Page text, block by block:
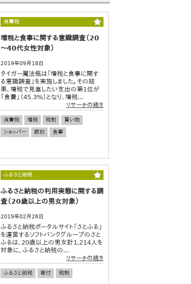
消費税
増税と食事に関する意識調査（20
～40代女性対象）
2019年09月18日
タイガー魔法瓶は「増税と食事に関す
る意識調査」を実施しました。その結
果、増税で見直したい支出の第1位が
「食費」（45.3%）となり、増税...
リサーチの続き
消費税 増税 税制
買い物
ショッパー
節約 食事
ふるさと納税
ふるさと納税の利用実態に関する調
査（20歳以上の男女対象）
2019年02月28日
ふるさと納税ポータルサイト「さとふる」
を運営するソフトバンクグループのさと
ふるは、20歳以上の男女計1,214人を
対象に、ふるさと納税の...
リサーチの続き
ふるさと納税 寄付 税制